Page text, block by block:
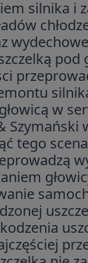
silnika i
pod
w
Szymański
tego